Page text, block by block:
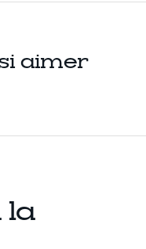
aimer
la